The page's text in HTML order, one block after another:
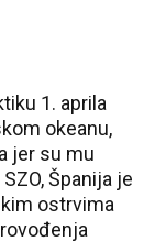
1. aprila
okeanu,
jer su mu
Španija je
ostrvima